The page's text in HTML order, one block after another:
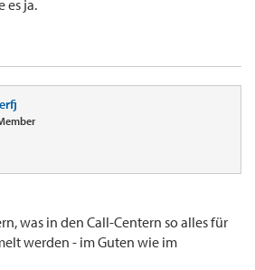
es ja.
was in den Call-Centern so alles für
werden - im Guten wie im